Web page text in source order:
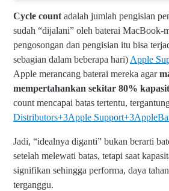
Cycle countadalah jumlah pengisian
sudah “dijalani” oleh baterai MacBook-
pengosongan dan pengisian itu bisa
sebagian dalam beberapa hari)Apple
Apple merancang baterai mereka agar
mempertahankan sekitar 80%
count mencapai batas tertentu,
Distributors+3Apple Support+3
Jadi, “idealnya diganti” bukan berarti
setelah melewati batas, tetapi saat
signifikan sehingga performa, daya
terganggu.